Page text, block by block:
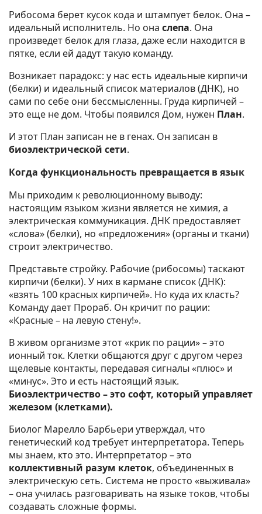
Рибосома берет кусок кода и штампует белок. Она –
идеальный исполнитель. Но она слепа. Она
произведет белок для глаза, даже если находится в
пятке, если ей дадут такую команду.
Возникает парадокс: у нас есть идеальные кирпичи
(белки) и идеальный список материалов (ДНК), но
сами по себе они бессмысленны. Груда кирпичей –
это еще не дом. Чтобы появился Дом, нужен План.
И этот План записан не в генах. Он записан в
биоэлектрической сети.
Когда функциональность превращается в язык
Мы приходим к революционному выводу:
настоящим языком жизни является не химия, а
электрическая коммуникация. ДНК предоставляет
«слова» (белки), но «предложения» (органы и ткани)
строит электричество.
Представьте стройку. Рабочие (рибосомы) таскают
кирпичи (белки). У них в кармане список (ДНК):
«взять 100 красных кирпичей». Но куда их класть?
Команду дает Прораб. Он кричит по рации:
«Красные – на левую стену!».
В живом организме этот «крик по рации» – это
ионный ток. Клетки общаются друг с другом через
щелевые контакты, передавая сигналы «плюс» и
«минус». Это и есть настоящий язык.
Биоэлектричество – это софт, который управляет
железом (клетками).
Биолог Марелло Барбьери утверждал, что
генетический код требует интерпретатора. Теперь
мы знаем, кто это. Интерпретатор – это
коллективный разум клеток, объединенных в
электрическую сеть. Система не просто «выживала»
– она училась разговаривать на языке токов, чтобы
создавать сложные формы.